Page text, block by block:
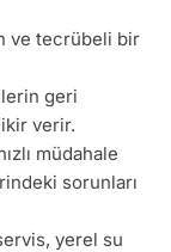
ve tecrübeli bir
geri
verir.
müdahale
sorunları
yerel su